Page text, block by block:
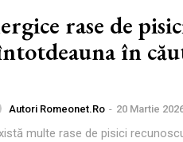
rase de
în
Autori Romeonet.ro - 20 Martie
multe rase de pisici